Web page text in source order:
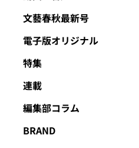
文藝春秋最新号
電子版オリジナル
特集
連載
編集部コラム
BRAND